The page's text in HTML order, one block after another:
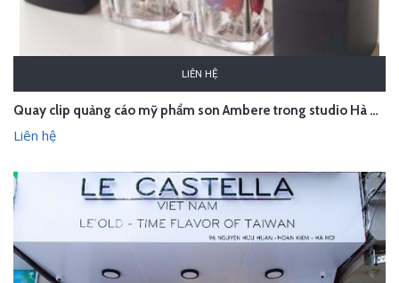
LIÊN HỆ
Quay clip quảng cáo mỹ phẩm son Ambere trong studio Hà Nội
Liên hệ